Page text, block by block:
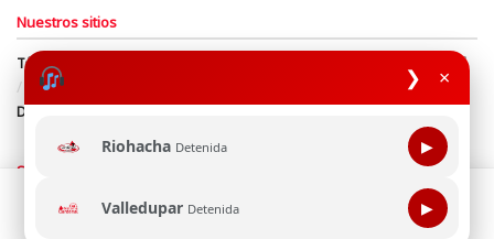
❯ ×
Riohacha Detenida ▶
Valledupar Detenida ▶
Nuestros sitios
Términos y Condiciones
Derechos de Autor y Propiedad Intelectual
Política de uso de cookies
Política de Tratamiento de Datos
Directrices Editoriales
Síguenos
Esta página web usa cookie para mejorar tu experiencia de
navegación, al continuar aceptas nuestra política de uso de